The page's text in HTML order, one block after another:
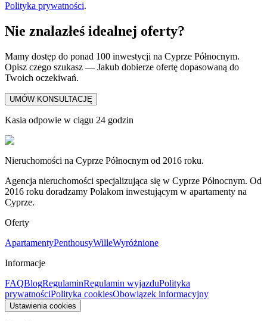
Polityka prywatności.
Nie znalazłeś idealnej oferty?
Mamy dostęp do ponad 100 inwestycji na Cyprze Północnym.
Opisz czego szukasz — Jakub dobierze ofertę dopasowaną do
Twoich oczekiwań.
UMÓW KONSULTACJĘ
Kasia odpowie w ciągu 24 godzin
Nieruchomości na Cyprze Północnym od 2016 roku.
Agencja nieruchomości specjalizująca się w Cyprze Północnym. Od
2016 roku doradzamy Polakom inwestującym w apartamenty na
Cyprze.
Oferty
ApartamentyPenthousyWilleWyróżnione
Informacje
FAQBlogRegulaminRegulamin wyjazduPolityka
prywatnościPolityka cookiesObowiązek informacyjny
Ustawienia cookies